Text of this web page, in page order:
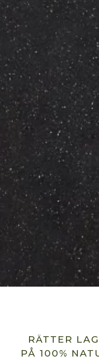
RÄTTER
PÅ 100%